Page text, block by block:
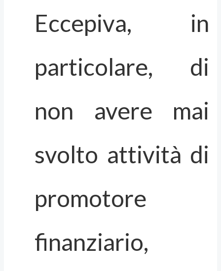
Eccepiva, in
particolare, di
non avere mai
svolto attività di
promotore
finanziario,